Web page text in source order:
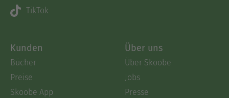
TikTok
Kunden
Bücher
Preise
Skoobe App
Über uns
Über Skoobe
Jobs
Presse